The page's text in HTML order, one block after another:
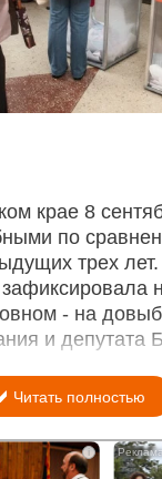
крае 8
по
трех
- на
и депутата
Читать полностью